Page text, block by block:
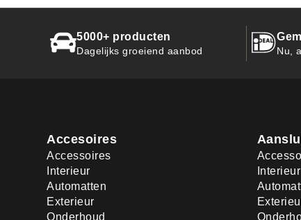
5000+ producten
Dagelijks groeiend aanbod Nu,
Accesoires
Accessoires
Interieur
Automatten
Exterieur
Onderhoud
Interieur